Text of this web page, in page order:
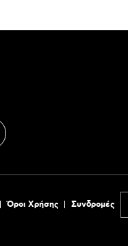
Όροι Χρήσης Συνδρομές